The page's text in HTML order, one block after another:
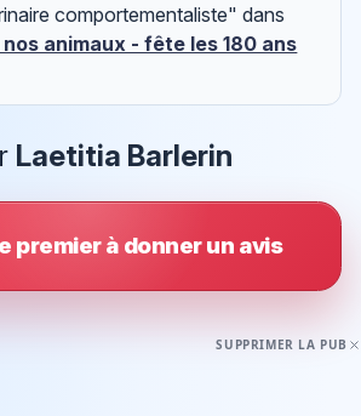
comportementaliste" dans
animaux - fête les 180 ans
Laetitia Barlerin
premier à donner un avis
SUPPRIMER LA PUB